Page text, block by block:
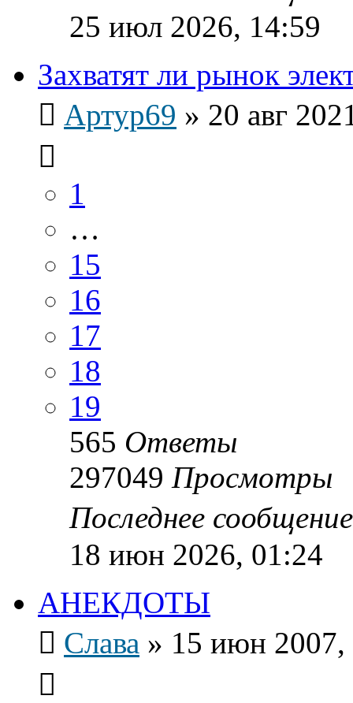
25 июл 2026, 14:59
Захватят ли рынок
Артур69 » 20 авг
1
…
15
16
17
18
19
565 Ответы
297049 Просмотры
Последнее
18 июн 2026, 01:24
АНЕКДОТЫ
Слава » 15 июн 2007,